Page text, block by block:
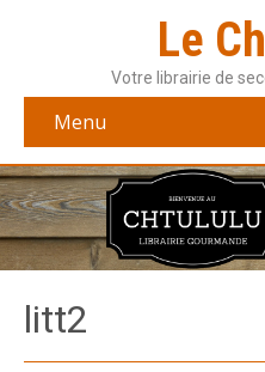
Le
Votre librairie de
Menu
litt2